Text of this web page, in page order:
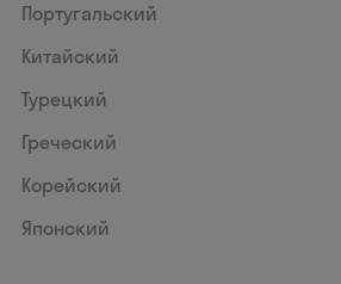
Португальский
Китайский
Турецкий
Греческий
Корейский
Японский